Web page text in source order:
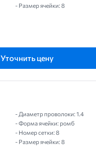
- Размер ячейки: 8
Уточнить цену
- Диаметр проволоки: 1.4
- Форма ячейки: ромб
- Номер сетки: 8
- Размер ячейки: 8